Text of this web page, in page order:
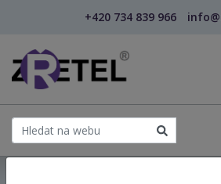
+420 734 839 966